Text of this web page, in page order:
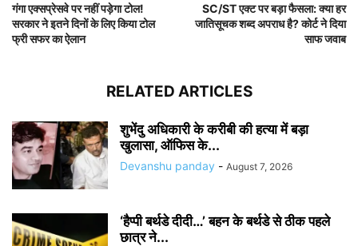
गंगा एक्सप्रेसवे पर नहीं पड़ेगा टोल!
सरकार ने इतने दिनों के लिए किया टोल
फ्री सफर का ऐलान
SC/ST एक्ट पर बड़ा फैसला: क्या हर
जातिसूचक शब्द अपराध है? कोर्ट ने दिया
साफ जवाब
RELATED ARTICLES
शुभेंदु अधिकारी के करीबी की हत्या में बड़ा
खुलासा, ऑफिस के...
Devanshu panday - August 7, 2026
‘हैप्पी बर्थडे दीदी…’ बहन के बर्थडे से ठीक पहले
छात्र ने...